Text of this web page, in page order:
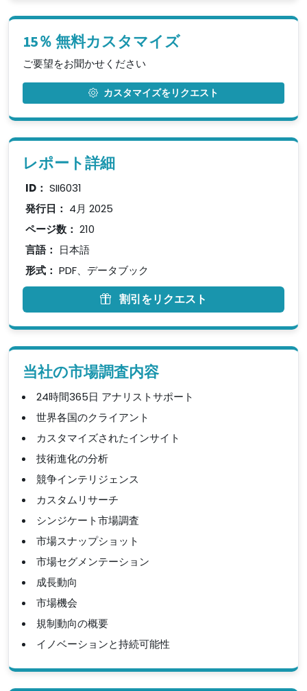
15％ 無料カスタマイズ
ご要望をお聞かせください
カスタマイズをリクエスト
レポート詳細
ID： SII6031
発行日： 4月 2025
ページ数： 210
言語： 日本語
形式： PDF、データブック
割引をリクエスト
当社の市場調査内容
24時間365日 アナリストサポート
世界各国のクライアント
カスタマイズされたインサイト
技術進化の分析
競争インテリジェンス
カスタムリサーチ
シンジケート市場調査
市場スナップショット
市場セグメンテーション
成長動向
市場機会
規制動向の概要
イノベーションと持続可能性